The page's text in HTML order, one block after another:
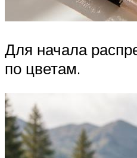
Для начала
по цветам.